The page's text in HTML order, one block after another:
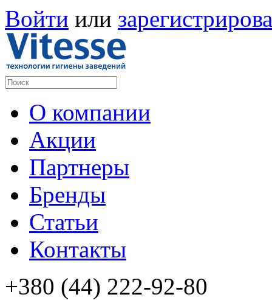
Войти или
О компании
Акции
Партнеры
Бренды
Статьи
Контакты
+380 (44) 222-92-80